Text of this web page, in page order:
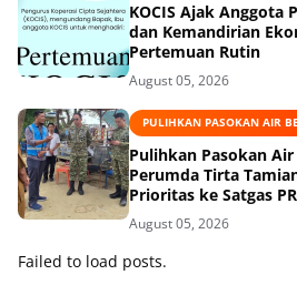
KOCIS Ajak Anggota
dan Kemandirian
Pertemuan Rutin
August 05, 2026
PULIHKAN PASOKAN AIR
Pulihkan Pasokan
Perumda Tirta
Prioritas ke Satgas
August 05, 2026
Failed to load posts.